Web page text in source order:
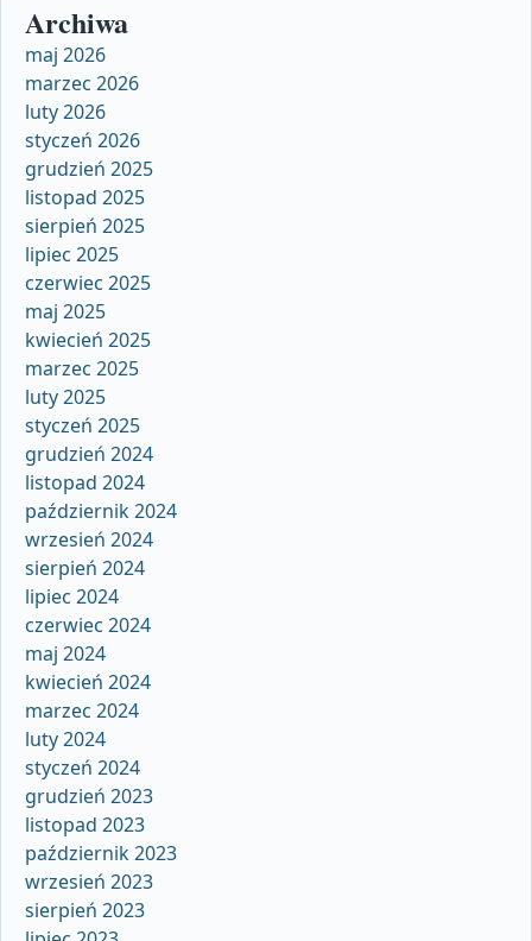
Archiwa
maj 2026
marzec 2026
luty 2026
styczeń 2026
grudzień 2025
listopad 2025
sierpień 2025
lipiec 2025
czerwiec 2025
maj 2025
kwiecień 2025
marzec 2025
luty 2025
styczeń 2025
grudzień 2024
listopad 2024
październik 2024
wrzesień 2024
sierpień 2024
lipiec 2024
czerwiec 2024
maj 2024
kwiecień 2024
marzec 2024
luty 2024
styczeń 2024
grudzień 2023
listopad 2023
październik 2023
wrzesień 2023
sierpień 2023